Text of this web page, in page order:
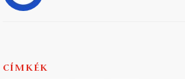
CÍMKÉK